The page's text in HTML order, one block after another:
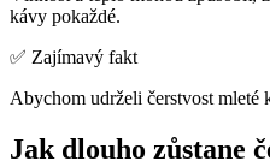
kávy pokaždé.
✅ Zajímavý fakt
Abychom udrželi čerstvost mleté
Jak dlouho zůstane